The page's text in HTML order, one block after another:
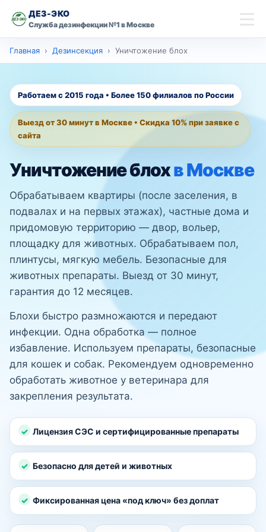
ДЕЗ-ЭКО
Служба дезинфекции №1 в Москве
Главная
Дезинсекция
Дезинфекция
Дезодорация
Контакты
Ваш город Москва
Главная Дезинсекция Уничтожение блох
Работаем с 2015 года • Более 150 филиалов по России
Выезд от 30 минут в Москве • Скидка 10% при заявке с
сайта
Уничтожение блохв Москве
Обрабатываем квартиры (после заселения, в
подвалах и на первых этажах), частные дома и
придомовую территорию — двор, вольер,
площадку для животных. Обрабатываем пол,
плинтусы, мягкую мебель. Безопасные для
животных препараты. Выезд от 30 минут,
гарантия до 12 месяцев.
Блохи быстро размножаются и передают
инфекции. Одна обработка — полное
избавление. Используем препараты, безопасные
для кошек и собак. Рекомендуем одновременно
обработать животное у ветеринара для
закрепления результата.
Лицензия СЭС и сертифицированные препараты
Безопасно для детей и животных
Фиксированная цена «под ключ» без доплат
первую обработку
Телефон
Оставить заявку со скидкой